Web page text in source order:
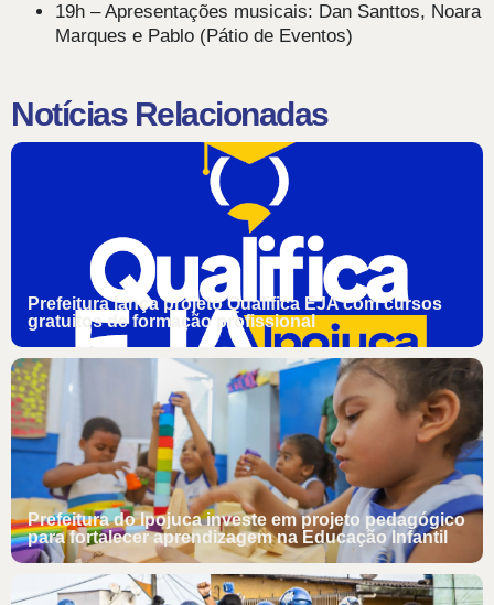
19h – Apresentações musicais: Dan Santtos, Noara
Marques e Pablo (Pátio de Eventos)
Notícias Relacionadas
Prefeitura lança projeto Qualifica EJA com cursos
gratuitos de formação profissional
Prefeitura do Ipojuca investe em projeto pedagógico
para fortalecer aprendizagem na Educação Infantil